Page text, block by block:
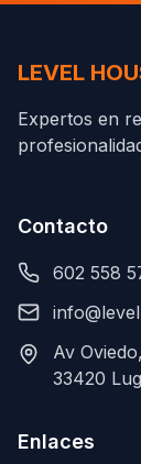
LEVEL
Expertos en
Contacto
602 558
Av
33420
Enlaces